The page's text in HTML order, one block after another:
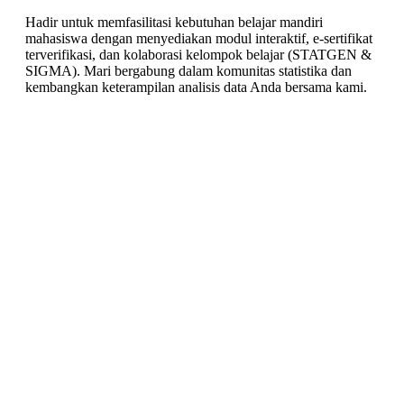
Hadir untuk memfasilitasi kebutuhan belajar mandiri
mahasiswa dengan menyediakan modul interaktif, e-sertifikat
terverifikasi, dan kolaborasi kelompok belajar (STATGEN &
SIGMA). Mari bergabung dalam komunitas statistika dan
kembangkan keterampilan analisis data Anda bersama kami.